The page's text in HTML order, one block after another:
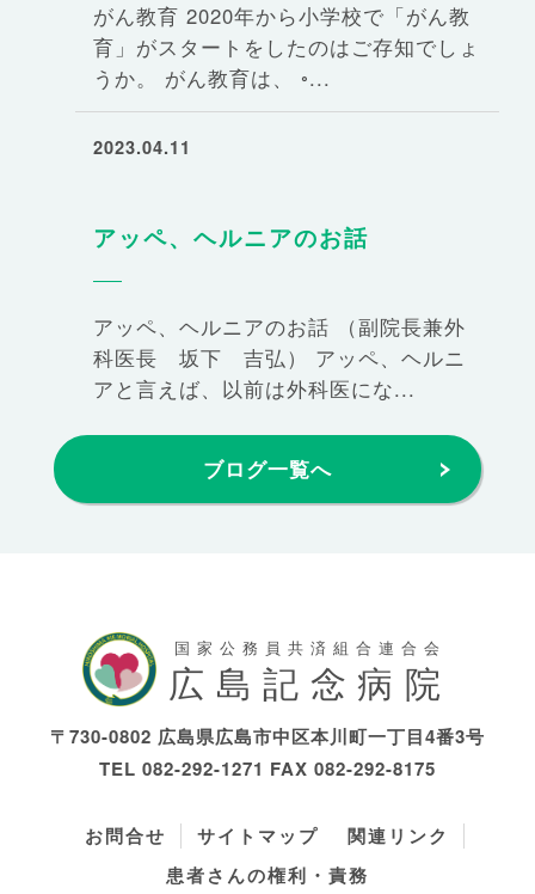
がん教育 2020年から小学校で「がん教
育」がスタートをしたのはご存知でしょ
うか。 がん教育は、 ◦...
2023.04.11
アッペ、ヘルニアのお話
アッペ、ヘルニアのお話 （副院長兼外
科医長 坂下 吉弘） アッペ、ヘルニ
アと言えば、以前は外科医にな...
ブログ一覧へ
国家公務員共済組合連合会
広島記念病院
〒730-0802 広島県広島市中区本川町一丁目4番3号
TEL 082-292-1271 FAX 082-292-8175
お問合せ サイトマップ
関連リンク
患者さんの権利・責務